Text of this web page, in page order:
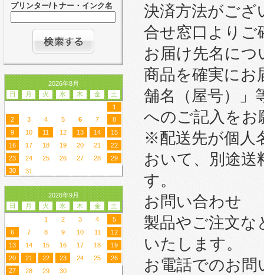
プリンター/トナー・インク名
2026年8月
日
月 火 水 木 金
土
1
2
3 4 5 6 7
8
9
10 11 12 13 14
15
16
17 18 19 20 21
22
23
24 25 26 27 28
29
30
31
2026年9月
日
月 火 水 木 金
土
1
2 3 4
5
6
7 8 9 10 11
12
13
14 15 16 17 18
19
20
21 22 23 24 25
26
27
28 29 30
決済方法がござ
合せ窓口よりご
お届け先名につ
商品を確実にお
舗名（屋号）」
へのご記入をお
※配送先が個人
おいて、別途送
す。
お問い合わせ
製品やご注文な
いたします。
お電話でのお